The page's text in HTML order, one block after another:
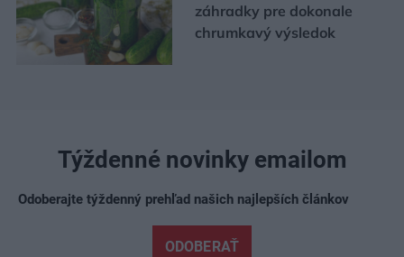
záhradky pre dokonale
chrumkavý výsledok
Týždenné novinky emailom
Odoberajte týždenný prehľad našich najlepších článkov
ODOBERAŤ